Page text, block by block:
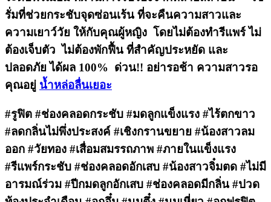
รั่มที่ช่วยกระชับจุดซ่อนเร้น ที่จะคืนความสาวและ
ความเยาว์วัย ให้กับคุณผู้หญิง โดยไม่ต้องทำรีแพร์ไม่
ต้องเจ็บตัว ไม่ต้องพักฟื้น ที่สำคัญประหยัด และ
ปลอดภัยได้ผล 100% ด่วน!! อย่ารอช้า ความสาวรอ
คุณอยู่ น้ำหล่อลื่นเยอะ
#รูฟิต #ช่องคลอดกระชับ #มดลูกแข็งแรง #ไร้ตกขาว
#ลดกลิ่นไม่พึ่งประสงค์ #เชิงกรานขยาย #น้องสาวลม
ออก #วัยทอง #เสื่อมสมรรถภาพ #ภายในแข็งแรง
#รีแพร์กระชับ #ช่องคลอดอักเสบ #น้องสาวจิ๋มตด #ไม่มี
อารมณ์ร่วม #ปีกมดลูกอักเสบ #ช่องคลอดมีกลิ่น #ปวด